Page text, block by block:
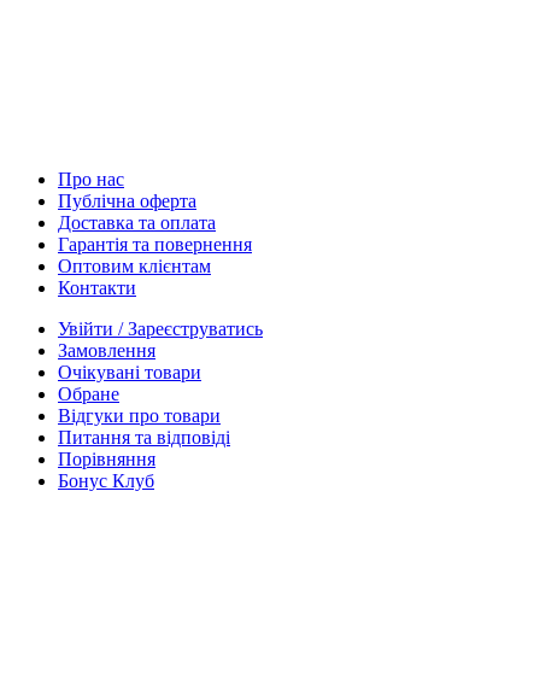
Про нас
Публічна оферта
Доставка та оплата
Гарантія та повернення
Оптовим клієнтам
Контакти
Увійти / Зареєструватись
Замовлення
Очікувані товари
Обране
Відгуки про товари
Питання та відповіді
Порівняння
Бонус Клуб